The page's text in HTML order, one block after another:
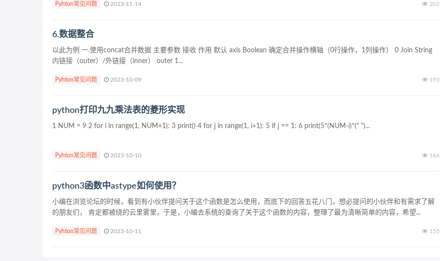
Pyhton常见问题 2023-11-14 202
6.数据整合
以此为例 一.使用concat合并数据 主要参数 接收 作用 默认 axis Boolean 确定合并操作横轴（0行操作，1列操作） 0 Join String
内链接（outer）/外链接（inner） outer 1...
Pyhton常见问题 2023-10-09 193
python打印九九乘法表的菱形实现
1 NUM = 9 2 for i in range(1, NUM+1): 3 print() 4 for j in range(1, i+1): 5 if j == 1: 6 print(5*(NUM-i)*(" ")...
Pyhton常见问题 2023-10-10 164
python3函数中astype如何使用？
小编在浏览论坛的时候，看到有小伙伴提问关于这个函数是怎么使用，而底下的回答五花八门，想必提问的小伙伴和有需求了解
的朋友们， 肯定都被绕的云里雾里，于是，小编去系统的查询了关于这个函数的内容，整理了最为清晰简单的内容，希望...
Pyhton常见问题 2023-10-11 155